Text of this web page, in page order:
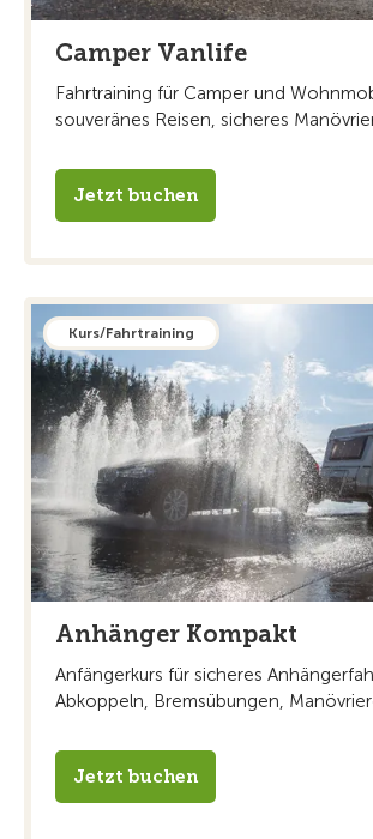
Camper Vanlife
Fahrtraining für Camper und
souveränes Reisen, sicheres
Jetzt buchen
Kurs/Fahrtraining
Anhänger Kompakt
Anfängerkurs für sicheres
Abkoppeln, Bremsübungen,
Jetzt buchen